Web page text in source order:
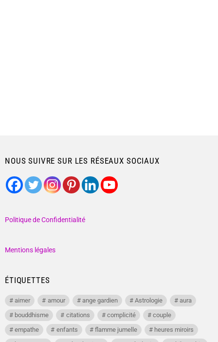
NOUS SUIVRE SUR LES RÉSEAUX SOCIAUX
Politique de Confidentialité
Mentions légales
ÉTIQUETTES
aimer amour ange gardien Astrologie
aura
bouddhisme
citations complicité
couple
empathe
enfants flamme jumelle
heures miroirs